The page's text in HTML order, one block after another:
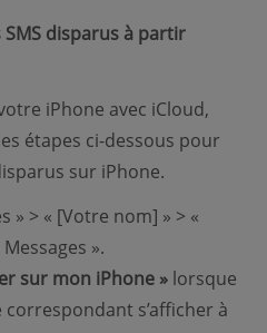
disparus à partir
iPhone avec iCloud,
étapes ci-dessous pour
sur iPhone.
» > « [Votre nom] » > «
».
sur mon iPhone » lorsque
s’afficher à